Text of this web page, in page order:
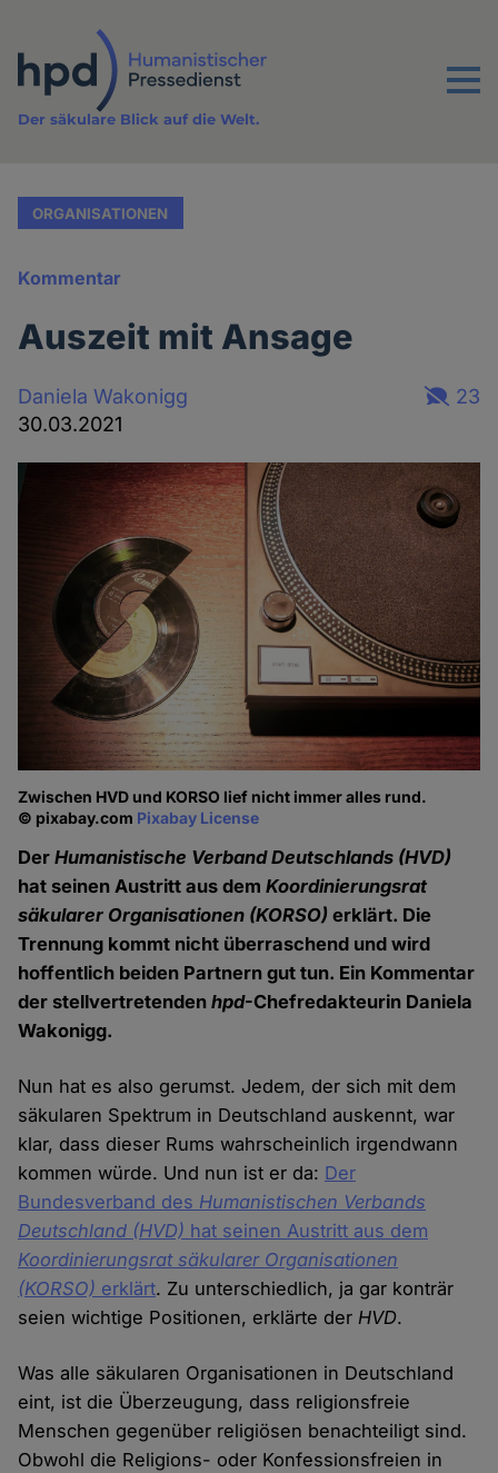
Inhalt
Menu
Der säkulare Blick auf die Welt.
ORGANISATIONEN
Kommentar
Auszeit mit Ansage
Daniela Wakonigg
30.03.2021
23
Zwischen HVD und KORSO lief nicht immer alles rund.
© pixabay.com Pixabay License
DerHumanistische Verband Deutschlands (HVD)
hat seinen Austritt aus demKoordinierungsrat
säkularer Organisationen (KORSO) erklärt. Die
Trennung kommt nicht überraschend und wird
hoffentlich beiden Partnern gut tun. Ein Kommentar
der stellvertretendenhpd-Chefredakteurin Daniela
Wakonigg.
Nun hat es also gerumst. Jedem, der sich mit dem
säkularen Spektrum in Deutschland auskennt, war
klar, dass dieser Rums wahrscheinlich irgendwann
kommen würde. Und nun ist er da: Der
Bundesverband des Humanistischen Verbands
Deutschland (HVD) hat seinen Austritt aus dem
Koordinierungsrat säkularer Organisationen
(KORSO) erklärt. Zu unterschiedlich, ja gar konträr
seien wichtige Positionen, erklärte derHVD.
Was alle säkularen Organisationen in Deutschland
eint, ist die Überzeugung, dass religionsfreie
Menschen gegenüber religiösen benachteiligt sind.
Obwohl die Religions- oder Konfessionsfreien in